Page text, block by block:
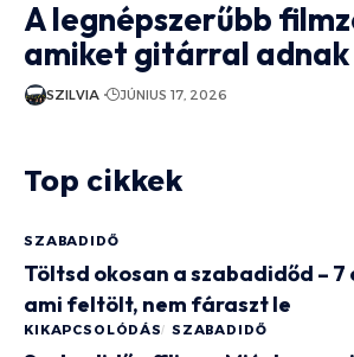
A legnépszerűbb
amiket gitárral adnak
SZILVIA JÚNIUS 17, 2026
Top cikkek
SZABADIDŐ
Töltsd okosan a szabadidőd –
ami feltölt, nem fáraszt le
KIKAPCSOLÓDÁS SZABADIDŐ